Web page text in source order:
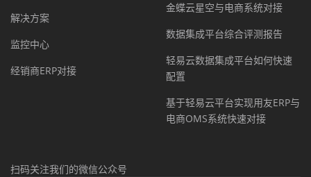
解决方案
监控中心
经销商ERP对接
金蝶云星空与电商系统对接
数据集成平台综合评测报告
轻易云数据集成平台如何快速
配置
基于轻易云平台实现用友ERP与
电商OMS系统快速对接
扫码关注我们的微信公众号